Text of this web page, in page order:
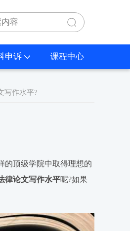
申诉 课程中心
写作水平?
的顶级学院中取得理想的
律论文写作水平呢?如果